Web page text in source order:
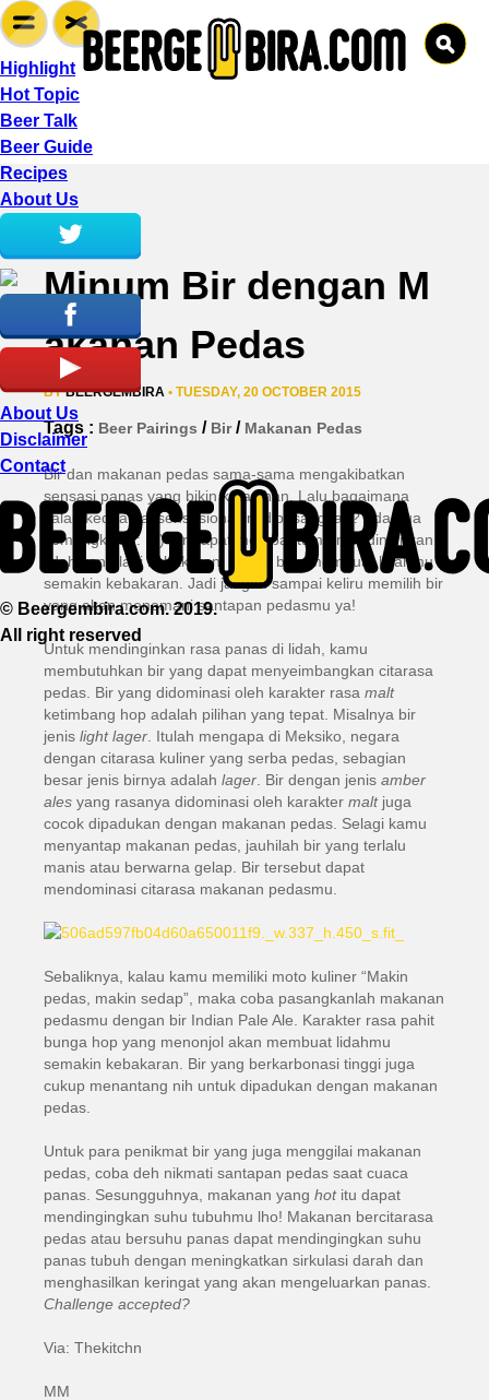
Highlight
Hot Topic
Beer Talk
Beer Guide
Recipes
About Us
About Us
Disclaimer
Contact
© Beergembira.com. 2019.
All right reserved
Minum Bir dengan M
akanan Pedas
BYBEERGEMBIRA • TUESDAY, 20 OCTOBER 2015
Tags : Beer Pairings / Bir/ Makanan Pedas
Bir dan makanan pedas sama-sama mengakibatkan
sensasi panas yang bikin ketagihan. Lalu bagaimana
kalau kedua hal sensasional ini dipasangkan? Ada dua
kemungkinan: (1) Bir dapat membantumu mendinginkan
lidah yang lagi kebakaran. (2) Bir bisa membuat lidahmu
semakin kebakaran. Jadi jangan sampai keliru memilih bir
yang akan menemani santapan pedasmu ya!
Untuk mendinginkan rasa panas di lidah, kamu
membutuhkan bir yang dapat menyeimbangkan citarasa
pedas. Bir yang didominasi oleh karakter rasa malt
ketimbang hop adalah pilihan yang tepat. Misalnya bir
jenis light lager . Itulah mengapa di Meksiko, negara
dengan citarasa kuliner yang serba pedas, sebagian
besar jenis birnya adalah lager . Bir dengan jenis amber
ales yang rasanya didominasi oleh karakter malt juga
cocok dipadukan dengan makanan pedas. Selagi kamu
menyantap makanan pedas, jauhilah bir yang terlalu
manis atau berwarna gelap. Bir tersebut dapat
mendominasi citarasa makanan pedasmu.
Sebaliknya, kalau kamu memiliki moto kuliner “Makin
pedas, makin sedap”, maka coba pasangkanlah makanan
pedasmu dengan bir Indian Pale Ale. Karakter rasa pahit
bunga hop yang menonjol akan membuat lidahmu
semakin kebakaran. Bir yang berkarbonasi tinggi juga
cukup menantang nih untuk dipadukan dengan makanan
pedas.
Untuk para penikmat bir yang juga menggilai makanan
pedas, coba deh nikmati santapan pedas saat cuaca
panas. Sesungguhnya, makanan yang hot itu dapat
mendingingkan suhu tubuhmu lho! Makanan bercitarasa
pedas atau bersuhu panas dapat mendingingkan suhu
panas tubuh dengan meningkatkan sirkulasi darah dan
menghasilkan keringat yang akan mengeluarkan panas.
Challenge accepted?
Via: Thekitchn
MM